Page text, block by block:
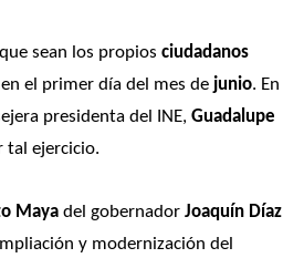
sean los propios ciudadanos
el primer día del mes de junio. En
presidenta del INE, Guadalupe
tal ejercicio.
Maya del gobernador Joaquín Díaz
y modernización del